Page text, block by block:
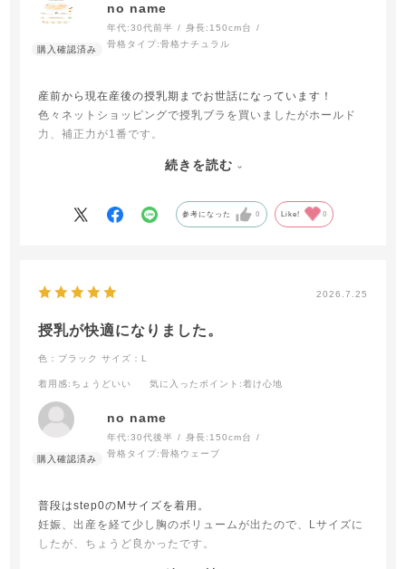
no name
年代:30代前半 身長: 150cm台
骨格タイプ:骨格ナチュラル
産前から現在産後の授乳期までお世話になっています！
色々ネットショッピングで授乳ブラを買いましたがホールド
力、補正力が1番です。
ブラとキャミのセットなのでインナーが1枚で済むのも良いポ
１つ欠点とするならばフロント部分が下着っぽいので白いTシ
ャツの時は1枚では着られないなと思いました。
続きを読む
参考になった 0 Like! 0
2026.7.25
授乳が快適になりました。
色：ブラック サイズ：L
着用感:ちょうどいい 気に入ったポイント :着け心地
no name
年代:30代後半 身長: 150cm台
骨格タイプ:骨格ウェーブ
普段はstep0のMサイズを着用。
妊娠、出産を経て少し胸のボリュームが出たので、Lサイズに
したが、ちょうど良かったです。